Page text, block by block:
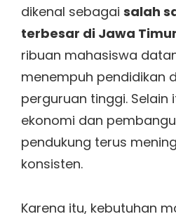
dikenal sebagai salah
terbesar di Jawa Timur
ribuan mahasiswa
menempuh pendidikan
perguruan tinggi. Selain
ekonomi dan
pendukung terus
konsisten.
Karena itu, kebutuhan